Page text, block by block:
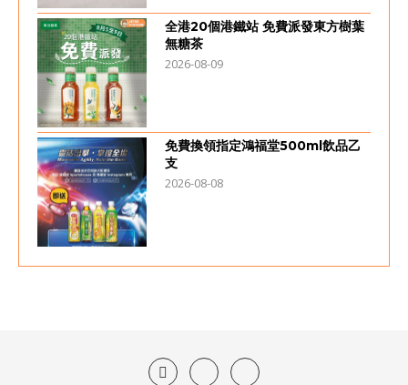
全港20個港鐵站 免費派發東方樹葉
無糖茶
2026-08-09
免費換領指定鴻福堂500ml飲品乙
支
2026-08-08